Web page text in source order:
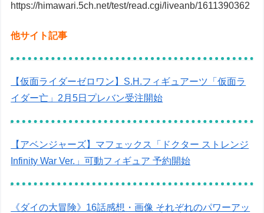
https://himawari.5ch.net/test/read.cgi/liveanb/1611390362
他サイト記事
【仮面ライダーゼロワン】S.H.フィギュアーツ「仮面ラ
イダー亡」2月5日プレバン受注開始
【アベンジャーズ】マフェックス「ドクター ストレンジ
Infinity War Ver.」可動フィギュア 予約開始
《ダイの大冒険》16話感想・画像 それぞれのパワーアッ